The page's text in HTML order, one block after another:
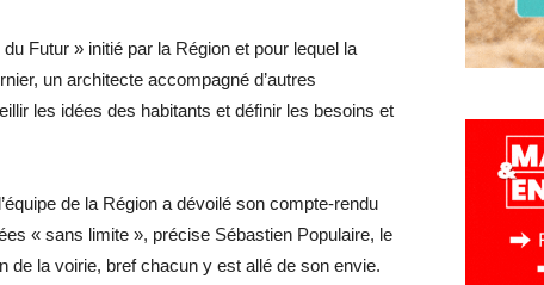
Futur » initié par la Région et pour lequel la
un architecte accompagné d’autres
les idées des habitants et définir les besoins et
de la Région a dévoilé son compte-rendu
« sans limite », précise Sébastien Populaire, le
la voirie, bref chacun y est allé de son envie.